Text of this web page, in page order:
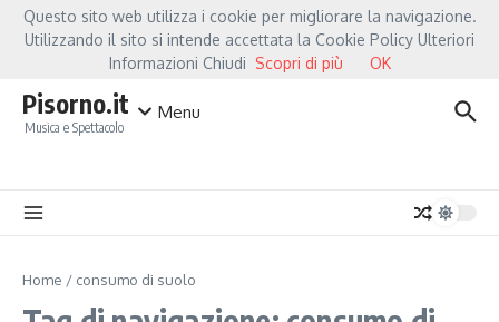
Salta al contenuto
Hot NewsFiorella Mannoia, a Capannori nasce “Anime Salve”: la data zero è
Pisorno.it
Musica e Spettacolo
Menu
Home / consumo di suolo
Questo sito web utilizza i cookie per migliorare la navigazione.
Utilizzando il sito si intende accettata la Cookie Policy Ulteriori
Informazioni Chiudi Scopri di più OK